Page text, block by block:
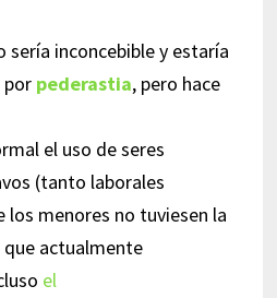
sería inconcebible y estaría
por pederastia, pero hace
el uso de seres
(tanto laborales
los menores no tuviesen la
actualmente
el